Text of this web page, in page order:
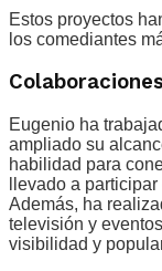
Estos proyectos
los comediantes
Eugenio ha
ampliado su
habilidad para
llevado a
Además, ha
televisión y
visibilidad y